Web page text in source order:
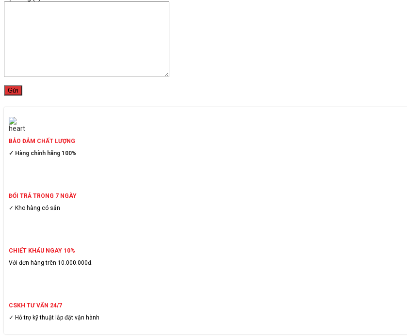
BẢO ĐẢM CHẤT LƯỢNG
✓ Hàng chính hãng 100%
ĐỔI TRẢ TRONG 7 NGÀY
✓ Kho hàng có sẳn
CHIẾT KHẤU NGAY 10%
Với đơn hàng trên 10.000.000đ.
CSKH TƯ VẤN 24/7
✓ Hỗ trợ kỹ thuật lắp đặt vận hành